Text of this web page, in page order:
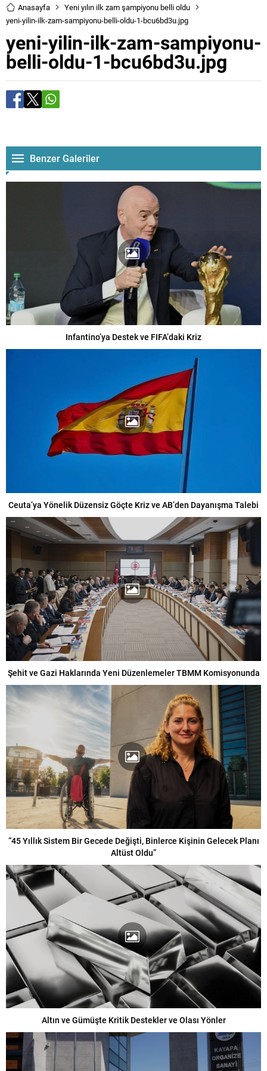
Anasayfa
Yeni yılın ilk zam şampiyonu belli oldu
yeni-yilin-ilk-zam-sampiyonu-belli-oldu-1-bcu6bd3u.jpg
yeni-yilin-ilk-zam-sampiyonu-
belli-oldu-1-bcu6bd3u.jpg
Benzer Galeriler
Infantino’ya Destek ve FIFA’daki Kriz
Ceuta’ya Yönelik Düzensiz Göçte Kriz ve AB’den Dayanışma Talebi
Şehit ve Gazi Haklarında Yeni Düzenlemeler TBMM Komisyonunda
“45 Yıllık Sistem Bir Gecede Değişti, Binlerce Kişinin Gelecek Planı
Altüst Oldu”
Altın ve Gümüşte Kritik Destekler ve Olası Yönler